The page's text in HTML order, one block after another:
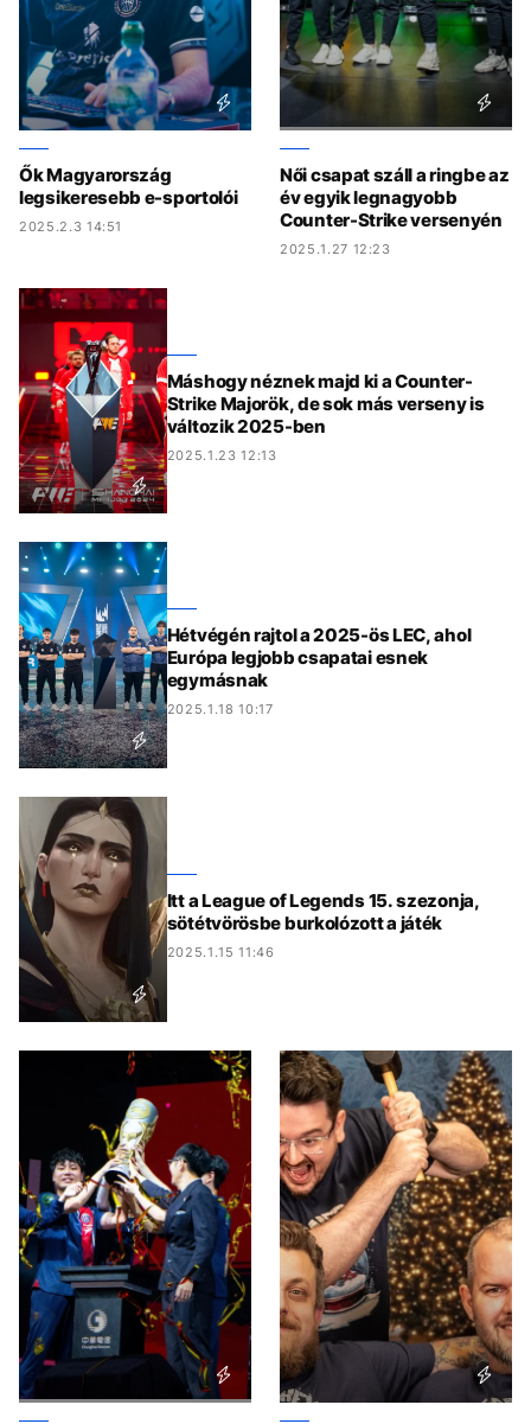
Ők Magyarország
legsikeresebb e-sportolói
2025.2.3 14:51
Női csapat száll a ringbe az
év egyik legnagyobb
Counter-Strike versenyén
2025.1.27 12:23
Máshogy néznek majd ki a Counter-
Strike Majorök, de sok más verseny is
változik 2025-ben
2025.1.23 12:13
Hétvégén rajtol a 2025-ös LEC, ahol
Európa legjobb csapatai esnek
egymásnak
2025.1.18 10:17
Itt a League of Legends 15. szezonja,
sötétvörösbe burkolózott a játék
2025.1.15 11:46